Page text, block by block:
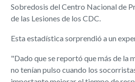
Sobredosis del Centro Nacional de
de las Lesiones de los CDC.
Esta estadística sorprendió a un
"Dado que se reportó que más de la
no tenían pulso cuando los